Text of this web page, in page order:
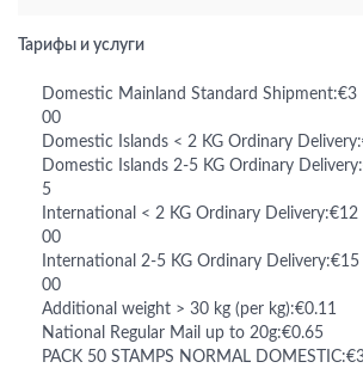
Тарифы и услуги
Domestic Mainland Standard Shipment:€3
00
Domestic Islands < 2 KG Ordinary
Domestic Islands 2-5 KG Ordinary
5
International < 2 KG Ordinary Delivery:€12
00
International 2-5 KG Ordinary Delivery:€15
00
Additional weight > 30 kg (per kg):€0.11
National Regular Mail up to 20g:€0.65
PACK 50 STAMPS NORMAL